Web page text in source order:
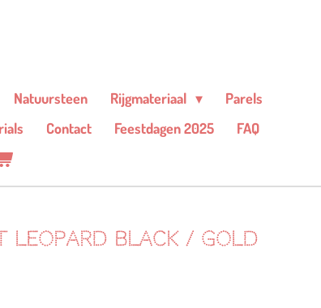
Natuursteen Rijgmateriaal
Parels
Contact Feestdagen 2025
FAQ
leopard black / gold